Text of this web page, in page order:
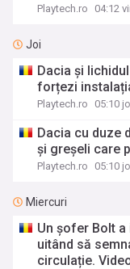
Playtech.ro 04:12
Joi
Dacia și
forțezi
Playtech.ro 05:10
Dacia cu duze
și greșeli care
Playtech.ro 05:10
Miercuri
Un șofer Bolt
uitând să
circulație.